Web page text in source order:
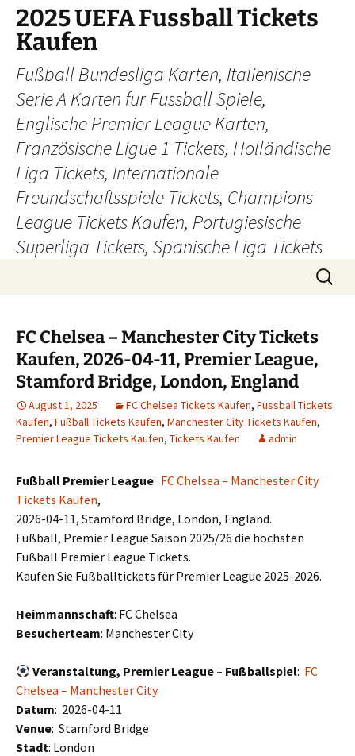
Skip
content
2025 UEFA Fussball Tickets
Kaufen
Fußball Bundesliga Karten, Italienische
Serie A Karten fur Fussball Spiele,
Englische Premier League Karten,
Französische Ligue 1 Tickets, Holländische
Liga Tickets, Internationale
Freundschaftsspiele Tickets, Champions
League Tickets Kaufen, Portugiesische
Superliga Tickets, Spanische Liga Tickets
Search
for:
FC Chelsea – Manchester City Tickets
Kaufen, 2026-04-11, Premier League,
Stamford Bridge, London, England
August 1, 2025 FC Chelsea Tickets Kaufen, Fussball Tickets
Kaufen, Fußball Tickets Kaufen, Manchester City Tickets Kaufen,
Premier League Tickets Kaufen, Tickets Kaufen admin
Fußball Premier League: FC Chelsea – Manchester City
Tickets Kaufen,
2026-04-11, Stamford Bridge, London, England.
Fußball, Premier League Saison 2025/26 die höchsten
Fußball Premier League Tickets.
Kaufen Sie Fußballtickets für Premier League 2025-2026.
Heimmannschaft: FC Chelsea
Besucherteam: Manchester City
Veranstaltung, Premier League – Fußballspiel: FC
Chelsea – Manchester City.
Datum: 2026-04-11
Venue: Stamford Bridge
Stadt: London